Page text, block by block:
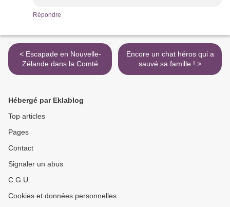
Répondre
< Escapade en Nouvelle-
Zélande dans la Comté
Encore un chat héros qui a
sauvé sa famille ! >
Hébergé par Eklablog
Top articles
Pages
Contact
Signaler un abus
C.G.U.
Cookies et données personnelles